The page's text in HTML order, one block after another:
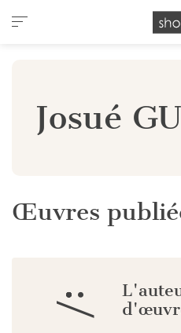
Panneau de gestion des
Josué
Œuvres
:/